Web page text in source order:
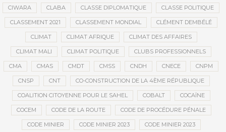
CIWARA CLABA CLASSE DIPLOMATIQUE CLASSE POLITIQUE
CLASSEMENT 2021 CLASSEMENT MONDIAL CLÉMENT DEMBÉLÉ
CLIMAT CLIMAT AFRIQUE CLIMAT DES AFFAIRES
CLIMAT MALI CLIMAT POLITIQUE CLUBS PROFESSIONNELS
CMA CMAS CMDT CMSS CNDH CNECE CNPM
CNSP CNT CO-CONSTRUCTION DE LA 4ÈME RÉPUBLIQUE
COALITION CITOYENNE POUR LE SAHEL COBALT COCAÏNE
COCEM CODE DE LA ROUTE CODE DE PROCÉDURE PÉNALE
CODE MINIER CODE MINIER 2023 CODE MINIER 2023